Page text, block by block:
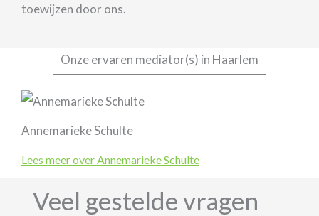
toewijzen door ons.
Onze ervaren mediator(s) in Haarlem
Annemarieke Schulte
Lees meer over Annemarieke Schulte
Veel gestelde vragen